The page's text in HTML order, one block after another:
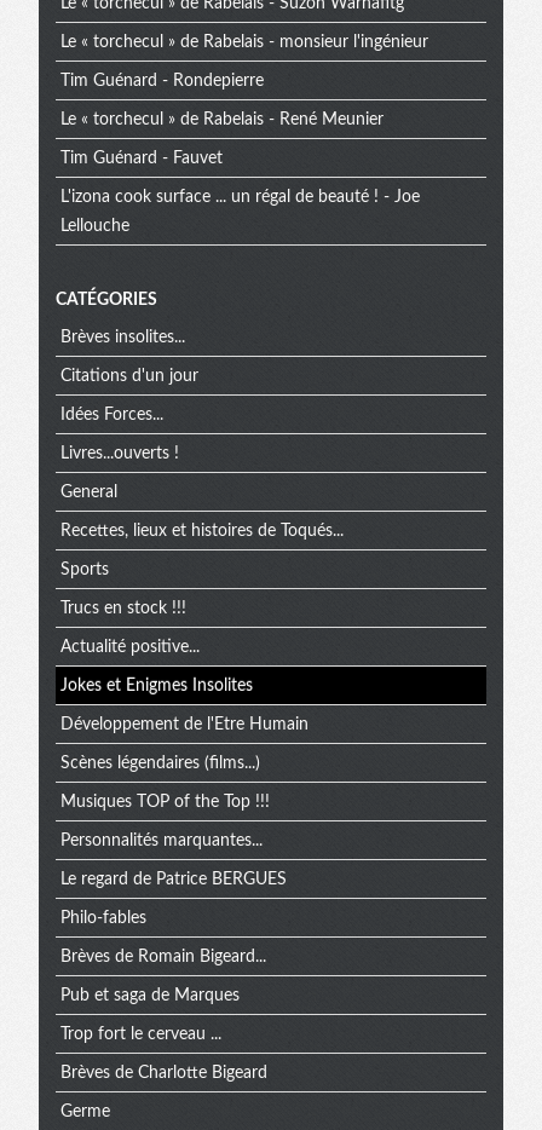
Le « torchecul » de Rabelais - monsieur l'ingénieur
Tim Guénard - Rondepierre
Le « torchecul » de Rabelais - René Meunier
Tim Guénard - Fauvet
L'izona cook surface ... un régal de beauté ! - Joe
Lellouche
CATÉGORIES
Brèves insolites...
Citations d'un jour
Idées Forces...
Livres...ouverts !
General
Recettes, lieux et histoires de Toqués...
Sports
Trucs en stock !!!
Actualité positive...
Jokes et Enigmes Insolites
Développement de l'Etre Humain
Scènes légendaires (films...)
Musiques TOP of the Top !!!
Personnalités marquantes...
Le regard de Patrice BERGUES
Philo-fables
Brèves de Romain Bigeard...
Pub et saga de Marques
Trop fort le cerveau ...
Brèves de Charlotte Bigeard
Germe